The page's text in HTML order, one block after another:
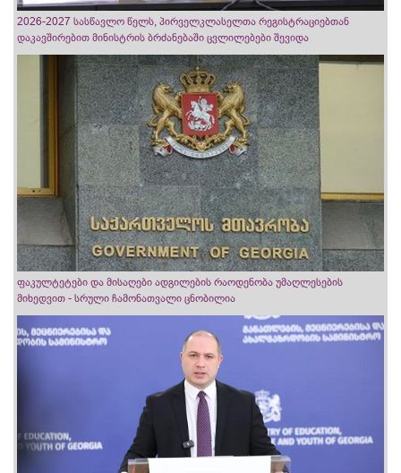
2026-2027 სასწავლო წელს, პირველკლასელთა რეგისტრაციებთან
დაკავშირებით მინისტრის ბრძანებაში ცვლილებები შევიდა
ფაკულტეტები და მისაღები ადგილების რაოდენობა უმაღლესების
მიხედვით - სრული ჩამონათვალი ცნობილია